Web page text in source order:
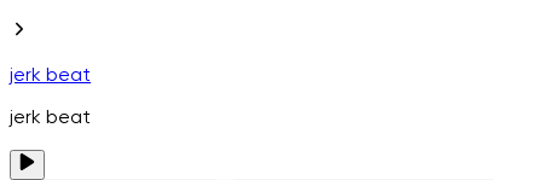
jerk beat
jerk beat